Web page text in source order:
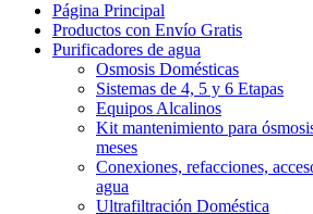
Página Principal
Productos con Envío Gratis
Purificadores de agua
Osmosis Domésticas
Sistemas de 4, 5 y 6 Etapas
Equipos Alcalinos
Kit mantenimiento para
meses
Conexiones, refacciones,
agua
Ultrafiltración Doméstica